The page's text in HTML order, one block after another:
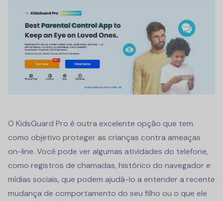
O KidsGuard Pro é outra excelente opção que tem
como objetivo proteger as crianças contra ameaças
on-line. Você pode ver algumas atividades do telefone,
como registros de chamadas, histórico do navegador e
mídias sociais, que podem ajudá-lo a entender a recente
mudança de comportamento do seu filho ou o que ele